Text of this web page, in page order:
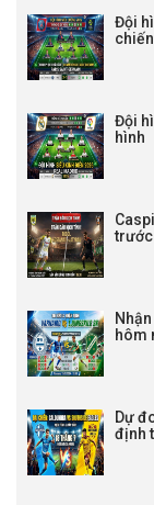
Đội
Đội
hình
trước
hôm
Dự
định